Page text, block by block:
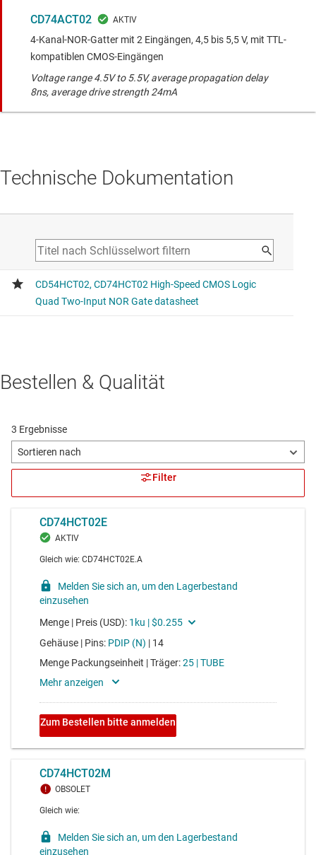
CD74ACT02
4-Kanal-NOR-Gatter mit 2 Eingängen, 4,5 bis 5,5 V, mit TTL-
kompatiblen CMOS-Eingängen
Voltage range 4.5V to 5.5V, average propagation delay
8ns, average drive strength 24mA
Technische Dokumentation
Bestellen & Qualität